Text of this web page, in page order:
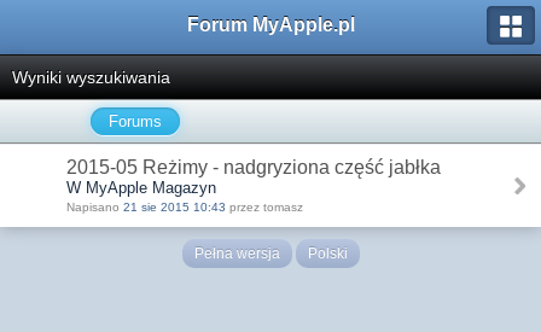
Forum MyApple.pl
Wyniki wyszukiwania
Forums
2015-05 Reżimy - nadgryziona część jabłka
W MyApple Magazyn
Napisano 21 sie 2015 10:43 przez tomasz
Pełna wersja Polski